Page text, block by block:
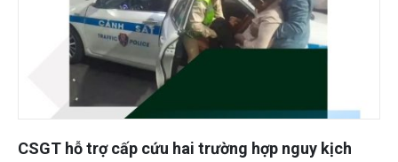
kịch
Xã Chợ Gạo, tỉnh Đồng Tháp: Bắt tạm